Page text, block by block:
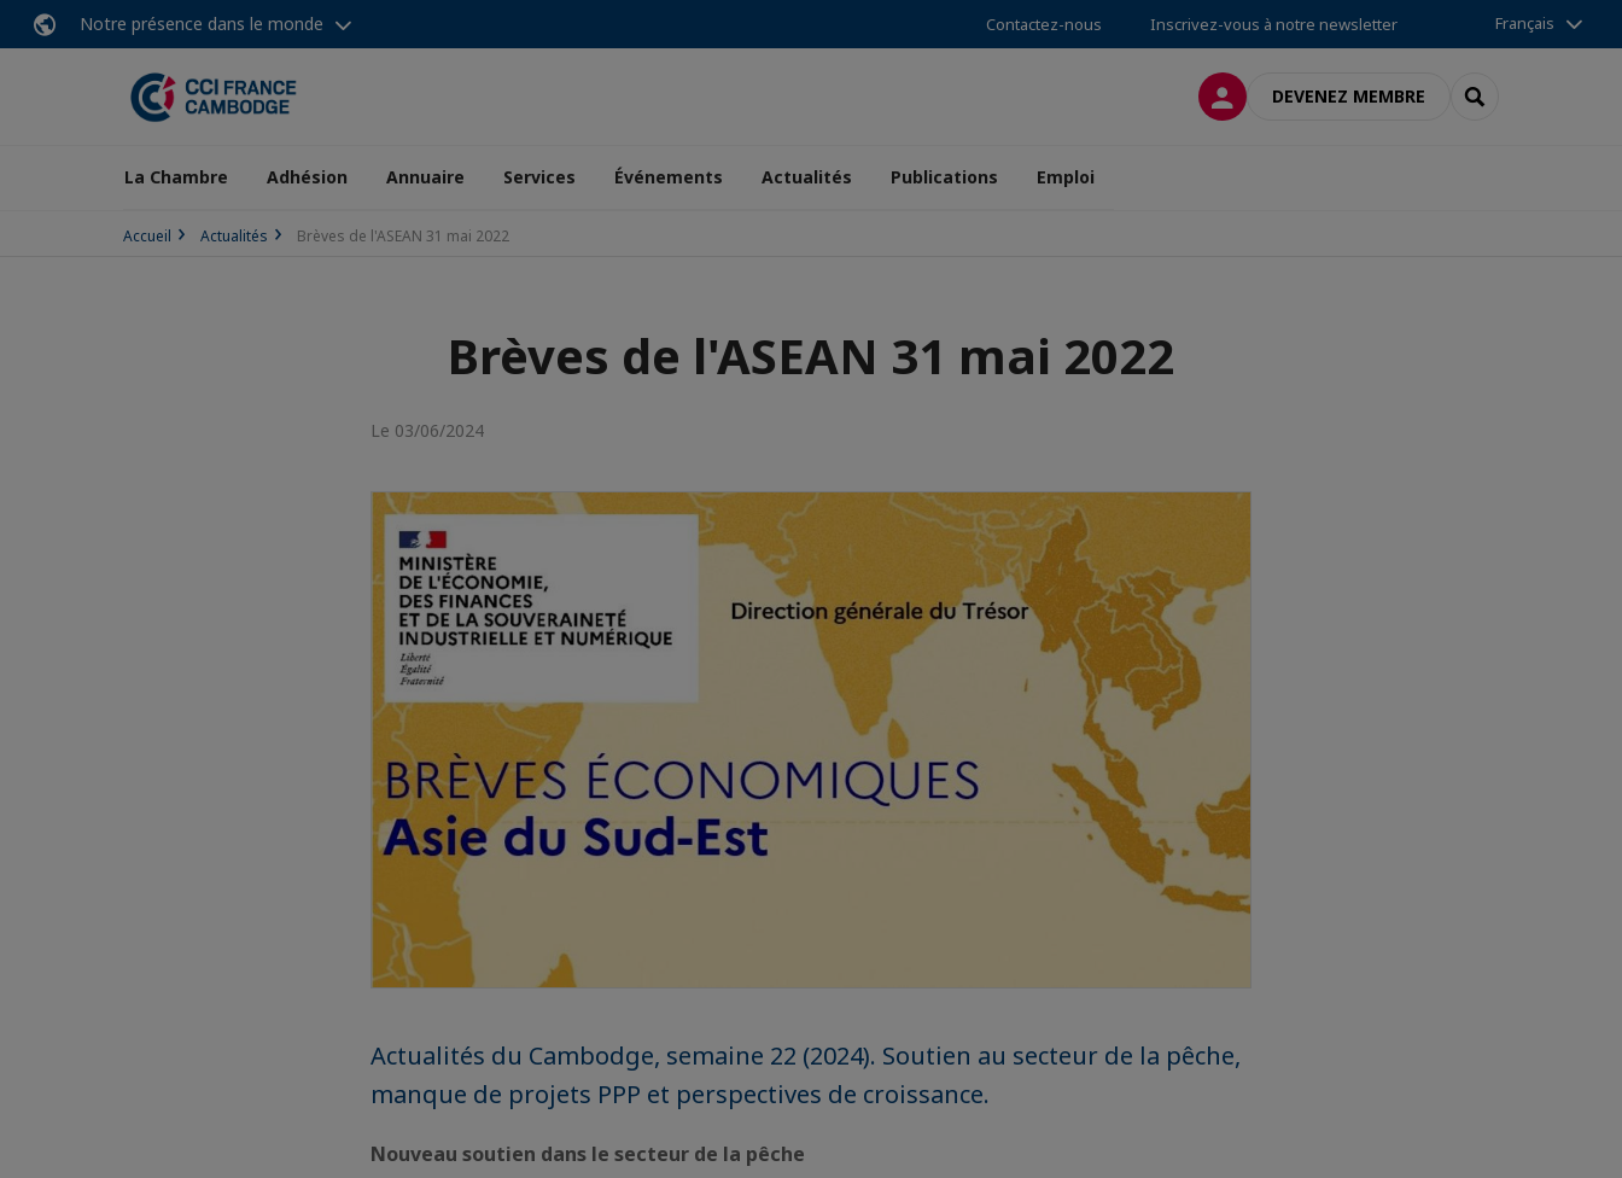
Notre présence dans le monde Contactez-nous Inscrivez-vous à notre newsletter Français
CONNEXIONDEVENEZ MEMBRE RECHERCHER
La Chambre Adhésion Annuaire Services Événements Actualités Publications Emploi
Accueil Actualités Brèves de l'ASEAN 31 mai 2022
Brèves de l'ASEAN 31 mai 2022
Le 03/06/2024
Actualités du Cambodge, semaine 22 (2024). Soutien au secteur de la pêche,
manque de projets PPP et perspectives de croissance.
Nouveau soutien dans le secteur de la pêche